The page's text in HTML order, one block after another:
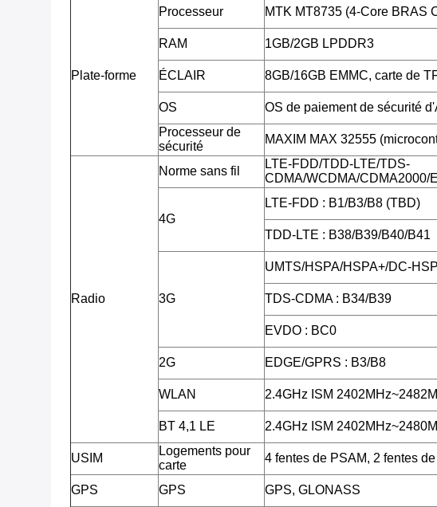
Plate-forme
Processeur MTK MT8735 (4-Core BRAS
RAM 1GB/2GB LPDDR3
ÉCLAIR 8GB/16GB EMMC, carte de
OS
OS de paiement de sécurité
Processeur de
sécurité
MAXIM MAX 32555
Radio
Norme sans fil
LTE-FDD/TDD-LTE/TDS-
CDMA/WCDMA/CDMA2000/
4G
LTE-FDD : B1/B3/B8 (TBD)
TDD-LTE : B38/B39/B40/B41
3G
UMTS/HSPA/HSPA+/DC-
TDS-CDMA : B34/B39
EVDO : BC0
2G EDGE/GPRS : B3/B8
WLAN 2.4GHz ISM
BT 4,1 LE 2.4GHz ISM
USIM
Logements pour
carte
4 fentes de PSAM, 2 fentes de
GPS GPS GPS, GLONASS